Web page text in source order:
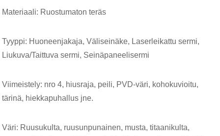
Materiaali: Ruostumaton teräs
Tyyppi: Huoneenjakaja, Väliseinäke, Laserleikattu sermi,
Liukuva/Taittuva sermi, Seinäpaneelisermi
Viimeistely: nro 4, hiusraja, peili, PVD-väri, kohokuvioitu,
tärinä, hiekkapuhallus jne.
Väri: Ruusukulta, ruusunpunainen, musta, titaanikulta,